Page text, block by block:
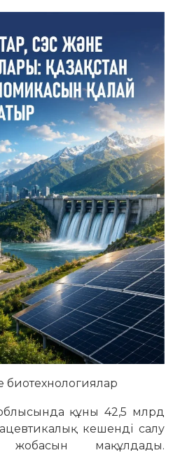
құны 42,5 млрд
кешенді салу
мақұлдады.